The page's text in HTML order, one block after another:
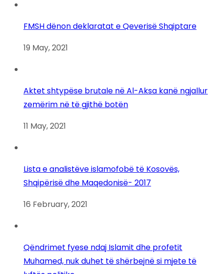
FMSH dënon deklaratat e Qeverisë Shqiptare
19 May, 2021
Aktet shtypëse brutale në Al-Aksa kanë ngjallur
zemërim në të gjithë botën
11 May, 2021
Lista e analistëve islamofobë të Kosovës,
Shqipërisë dhe Maqedonisë- 2017
16 February, 2021
Qëndrimet fyese ndaj Islamit dhe profetit
Muhamed, nuk duhet të shërbejnë si mjete të